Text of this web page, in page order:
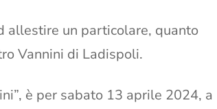
allestire un particolare, quanto
Vannini di Ladispoli.
è per sabato 13 aprile 2024, a